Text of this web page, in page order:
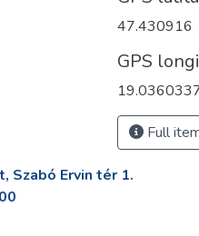
47.430916
GPS
Full
Szabó Ervin tér 1.